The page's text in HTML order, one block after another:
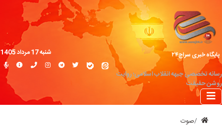
پایگاه خبری سراج۲۴
رسانه تخصصی جبهه انقلاب اسلامی؛ روایت
روشن حقیقت
شنبه 17 مرداد 1405
صوت